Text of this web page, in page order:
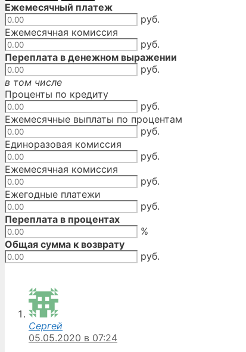
Ежемесячный платеж
руб.
Ежемесячная комиссия
руб.
Переплата в денежном выражении
руб.
в том числе
Проценты по кредиту
руб.
Ежемесячные выплаты по процентам
руб.
Единоразовая комиссия
руб.
Ежемесячная комиссия
руб.
Ежегодные платежи
руб.
Переплата в процентах
%
Общая сумма к возврату
руб.
Сергей
05.05.2020 в 07:24